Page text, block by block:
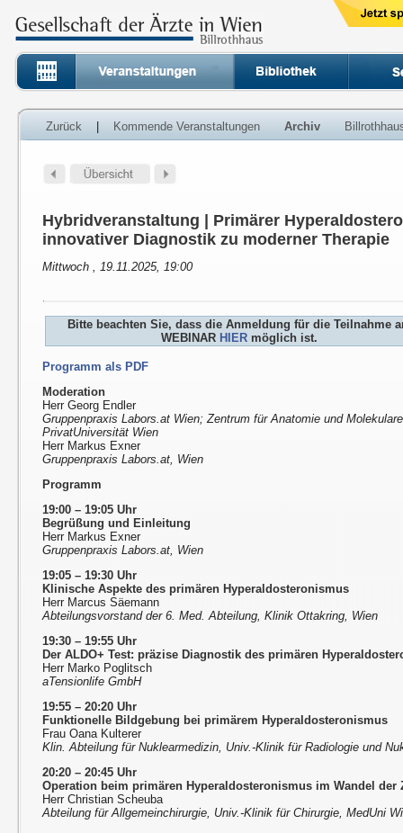
Zurück Kommende Veranstaltungen Archiv
Hybridveranstaltung | Primärer
innovativer Diagnostik zu moderner Therapie
Mittwoch , 19.11.2025, 19:00
Bitte beachten Sie, dass die Anmeldung für die Teilnahme
WEBINAR HIER möglich ist.
Programm als PDF
Moderation
Herr Georg Endler
Gruppenpraxis Labors.at Wien; Zentrum für Anatomie und
PrivatUniversität Wien
Herr Markus Exner
Gruppenpraxis Labors.at, Wien
Programm
19:00 – 19:05 Uhr
Begrüßung und Einleitung
Herr Markus Exner
Gruppenpraxis Labors.at, Wien
19:05 – 19:30 Uhr
Klinische Aspekte des primären Hyperaldosteronismus
Herr Marcus Säemann
Abteilungsvorstand der 6. Med. Abteilung, Klinik Ottakring, Wien
19:30 – 19:55 Uhr
Der ALDO+ Test: präzise Diagnostik des primären
Herr Marko Poglitsch
aTensionlife GmbH
19:55 – 20:20 Uhr
Funktionelle Bildgebung bei primärem Hyperaldosteronismus
Frau Oana Kulterer
Klin. Abteilung für Nuklearmedizin, Univ.-Klinik für Radiologie und
20:20 – 20:45 Uhr
Operation beim primären Hyperaldosteronismus im Wandel der
Herr Christian Scheuba
Abteilung für Allgemeinchirurgie, Univ.-Klinik für Chirurgie, MedUni